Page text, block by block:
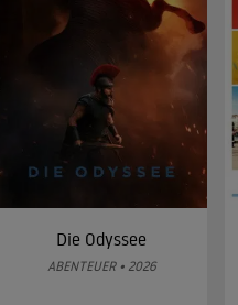
Die Odyssee
ABENTEUER • 2026